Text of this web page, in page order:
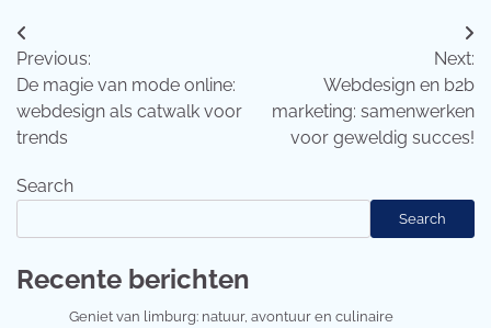
Post
navigation
Previous:
De magie van mode online:
webdesign als catwalk voor
trends
Next:
Webdesign en b2b
marketing: samenwerken
voor geweldig succes!
Search
Search
Recente berichten
Geniet van limburg: natuur, avontuur en culinaire